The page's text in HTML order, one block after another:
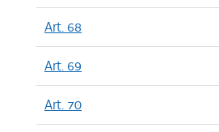
Art. 68
Art. 69
Art. 70